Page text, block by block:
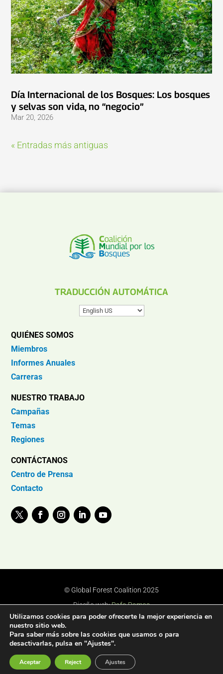
Día Internacional de los Bosques: Los bosques
y selvas son vida, no “negocio”
Mar 20, 2026
« Entradas más antiguas
TRADUCCIÓN AUTOMÁTICA
QUIÉNES SOMOS
Miembros
Informes Anuales
Carreras
NUESTRO TRABAJO
Campañas
Temas
Regiones
CONTÁCTANOS
Centro de Prensa
Contacto
© Global Forest Coalition 2025
Diseño web:Rafa Ramos
Utilizamos cookies para poder ofrecerte la mejor experiencia en
nuestro sitio web.
Para saber más sobre las cookies que usamos o para
desactivarlas, pulsa en "Ajustes".
Aceptar Reject Ajustes